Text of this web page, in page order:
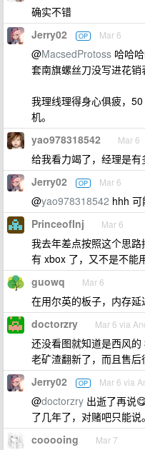
确实不错
Jerry02 OP Mar 6
@MacsedProtoss 哈哈
套南旗螺丝刀没写进花
我理线理得身心俱疲，
机。
yao978318542 Mar 6
给我看力竭了，经理是有
Jerry02 OP Mar 6
@yao978318542 hhh
PrinceofInj Mar 6
我去年差点按照这个思
有 xbox 了，又不是不能
guowq Mar 6
在用尔英的板子，内存延
doctorzry Mar 6 via
还没看图就知道是西风的
老矿渣翻新了，而且售后
Jerry02 OP Mar 6 via
@doctorzry 出逝了再说
了几年了，对赌吧只能
cooooing Mar 7